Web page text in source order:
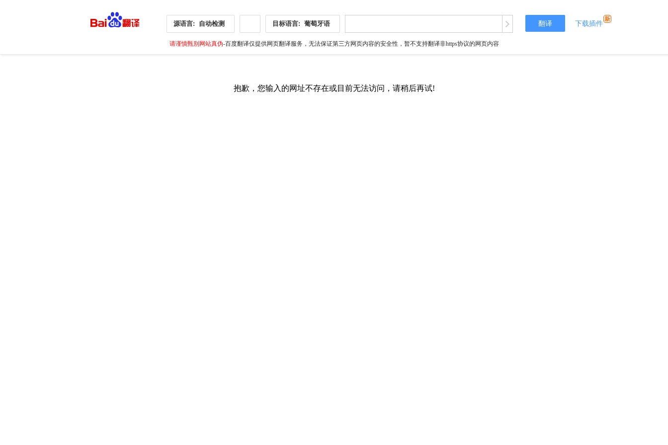
源语言: 自动检测 目标语言: 葡萄牙语 翻译 下载插件
请谨慎甄别网站真伪-百度翻译仅提供网页翻译服务，无法保证第三方网页内容的安全性，暂不支持翻译非https协议的网页内容